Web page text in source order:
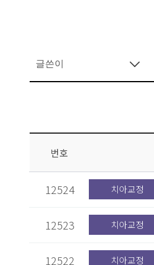
번호
12524 치아교정
12523 치아교정
12522 치아교정